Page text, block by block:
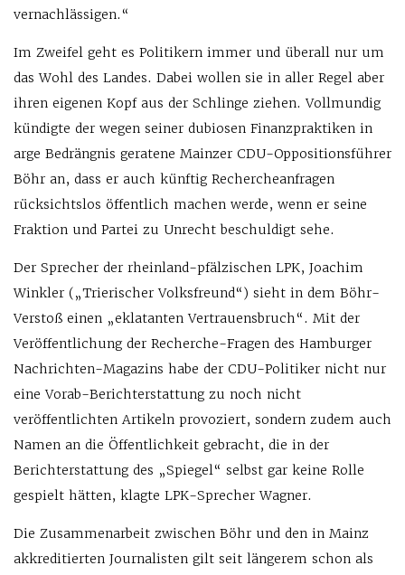
vernachlässigen.“
Im Zweifel geht es Politikern immer und überall nur um
das Wohl des Landes. Dabei wollen sie in aller Regel aber
ihren eigenen Kopf aus der Schlinge ziehen. Vollmundig
kündigte der wegen seiner dubiosen Finanzpraktiken in
arge Bedrängnis geratene Mainzer CDU-Oppositionsführer
Böhr an, dass er auch künftig Rechercheanfragen
rücksichtslos öffentlich machen werde, wenn er seine
Fraktion und Partei zu Unrecht beschuldigt sehe.
Der Sprecher der rheinland-pfälzischen LPK, Joachim
Winkler („Trierischer Volksfreund“) sieht in dem Böhr-
Verstoß einen „eklatanten Vertrauensbruch“. Mit der
Veröffentlichung der Recherche-Fragen des Hamburger
Nachrichten-Magazins habe der CDU-Politiker nicht nur
eine Vorab-Berichterstattung zu noch nicht
veröffentlichten Artikeln provoziert, sondern zudem auch
Namen an die Öffentlichkeit gebracht, die in der
Berichterstattung des „Spiegel“ selbst gar keine Rolle
gespielt hätten, klagte LPK-Sprecher Wagner.
Die Zusammenarbeit zwischen Böhr und den in Mainz
akkreditierten Journalisten gilt seit längerem schon als